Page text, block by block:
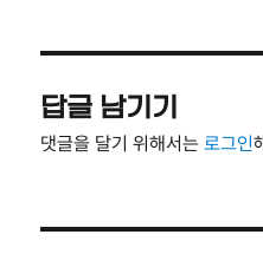
답글 남기기
댓글을 달기 위해서는로그인